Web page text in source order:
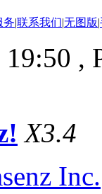
务|联系我们|无图版|
,
X3.4
Inc.